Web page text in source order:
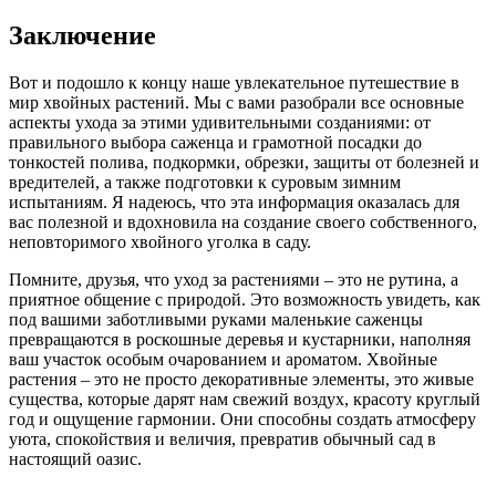
Заключение
Вот и подошло к концу наше увлекательное путешествие в
мир хвойных растений. Мы с вами разобрали все основные
аспекты ухода за этими удивительными созданиями: от
правильного выбора саженца и грамотной посадки до
тонкостей полива, подкормки, обрезки, защиты от болезней и
вредителей, а также подготовки к суровым зимним
испытаниям. Я надеюсь, что эта информация оказалась для
вас полезной и вдохновила на создание своего собственного,
неповторимого хвойного уголка в саду.
Помните, друзья, что уход за растениями – это не рутина, а
приятное общение с природой. Это возможность увидеть, как
под вашими заботливыми руками маленькие саженцы
превращаются в роскошные деревья и кустарники, наполняя
ваш участок особым очарованием и ароматом. Хвойные
растения – это не просто декоративные элементы, это живые
существа, которые дарят нам свежий воздух, красоту круглый
год и ощущение гармонии. Они способны создать атмосферу
уюта, спокойствия и величия, превратив обычный сад в
настоящий оазис.